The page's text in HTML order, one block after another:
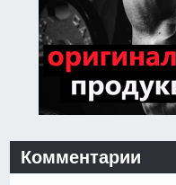
Комментарии